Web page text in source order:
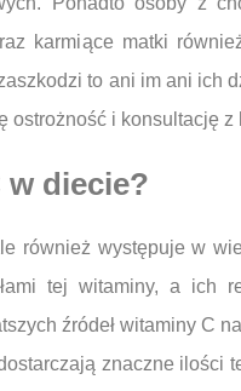
karmiące matki
to ani im ani ich
i konsultację
w diecie?
również występuje w
tej witaminy, a ich
źródeł witaminy C
znaczne ilości